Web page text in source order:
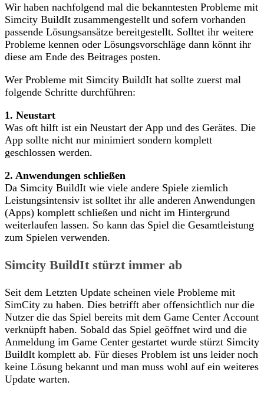
Wir haben nachfolgend mal die bekanntesten Probleme mit
Simcity BuildIt zusammengestellt und sofern vorhanden
passende Lösungsansätze bereitgestellt. Solltet ihr weitere
Probleme kennen oder Lösungsvorschläge dann könnt ihr
diese am Ende des Beitrages posten.
Wer Probleme mit Simcity BuildIt hat sollte zuerst mal
folgende Schritte durchführen:
1. Neustart
Was oft hilft ist ein Neustart der App und des Gerätes. Die
App sollte nicht nur minimiert sondern komplett
geschlossen werden.
2. Anwendungen schließen
Da Simcity BuildIt wie viele andere Spiele ziemlich
Leistungsintensiv ist solltet ihr alle anderen Anwendungen
(Apps) komplett schließen und nicht im Hintergrund
weiterlaufen lassen. So kann das Spiel die Gesamtleistung
zum Spielen verwenden.
Simcity BuildIt stürzt immer ab
Seit dem Letzten Update scheinen viele Probleme mit
SimCity zu haben. Dies betrifft aber offensichtlich nur die
Nutzer die das Spiel bereits mit dem Game Center Account
verknüpft haben. Sobald das Spiel geöffnet wird und die
Anmeldung im Game Center gestartet wurde stürzt Simcity
BuildIt komplett ab. Für dieses Problem ist uns leider noch
keine Lösung bekannt und man muss wohl auf ein weiteres
Update warten.